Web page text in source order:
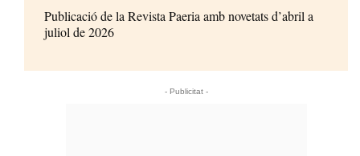
Publicació de la Revista Paeria amb novetats d’abril a
juliol de 2026
- Publicitat -